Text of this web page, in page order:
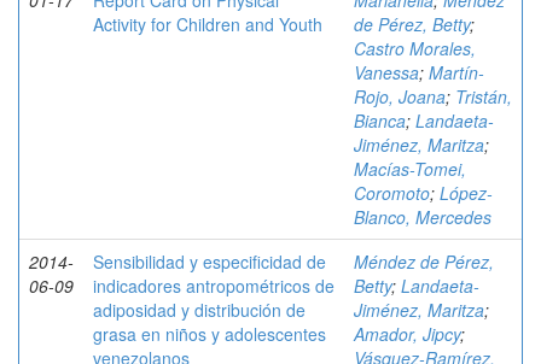
Activity for Children and Youth
de Pérez, Betty;
Castro Morales,
Vanessa; Martín-
Rojo, Joana; Tristán,
Bianca; Landaeta-
Jiménez, Maritza;
Macías-Tomei,
Coromoto; López-
Blanco, Mercedes
2014-
06-09
Sensibilidad y especificidad de
indicadores antropométricos de
adiposidad y distribución de
grasa en niños y adolescentes
venezolanos
Méndez de Pérez,
Betty; Landaeta-
Jiménez, Maritza;
Amador, Jipcy;
Vásquez-Ramírez,